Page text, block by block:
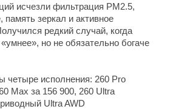
исчезли фильтрация PM2.5,
память зеркал и активное
редкий случай, когда
но не обязательно богаче
четыре исполнения: 260 Pro
Max за 156 900, 260 Ultra
Ultra AWD